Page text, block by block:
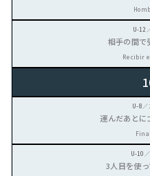
相手の間で
Recibir
運んだあとに
3人目を使